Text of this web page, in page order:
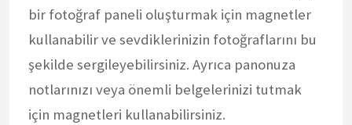
bir fotoğraf paneli oluşturmak için magnetler
kullanabilir ve sevdiklerinizin fotoğraflarını bu
şekilde sergileyebilirsiniz. Ayrıca panonuza
notlarınızı veya önemli belgelerinizi tutmak
için magnetleri kullanabilirsiniz.